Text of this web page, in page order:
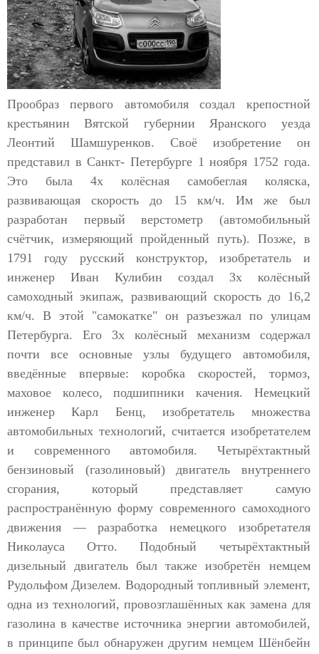
Прообраз первого автомобиля создал крепостной
крестьянин Вятской губернии Яранского уезда
Леонтий Шамшуренков. Своё изобретение он
представил в Санкт- Петербурге 1 ноября 1752 года.
Это была 4х колёсная самобеглая коляска,
развивающая скорость до 15 км/ч. Им же был
разработан первый верстометр (автомобильный
счётчик, измеряющий пройденный путь). Позже, в
1791 году русский конструктор, изобретатель и
инженер Иван Кулибин создал 3х колёсный
самоходный экипаж, развивающий скорость до 16,2
км/ч. В этой "самокатке" он разъезжал по улицам
Петербурга. Его 3х колёсный механизм содержал
почти все основные узлы будущего автомобиля,
введённые впервые: коробка скоростей, тормоз,
маховое колесо, подшипники качения. Немецкий
инженер Карл Бенц, изобретатель множества
автомобильных технологий, считается изобретателем
и современного автомобиля. Четырёхтактный
бензиновый (газолиновый) двигатель внутреннего
сгорания, который представляет самую
распространённую форму современного самоходного
движения — разработка немецкого изобретателя
Николауса Отто. Подобный четырёхтактный
дизельный двигатель был также изобретён немцем
Рудольфом Дизелем. Водородный топливный элемент,
одна из технологий, провозглашённых как замена для
газолина в качестве источника энергии автомобилей,
в принципе был обнаружен другим немцем Шёнбейн